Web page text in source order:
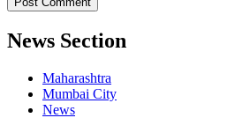
News Section
Maharashtra
Mumbai City
News